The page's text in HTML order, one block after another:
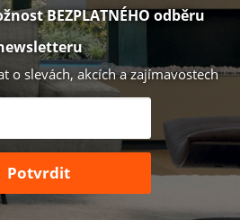
BEZPLATNÉHO odběru
o slevách, akcích a zajímavostech